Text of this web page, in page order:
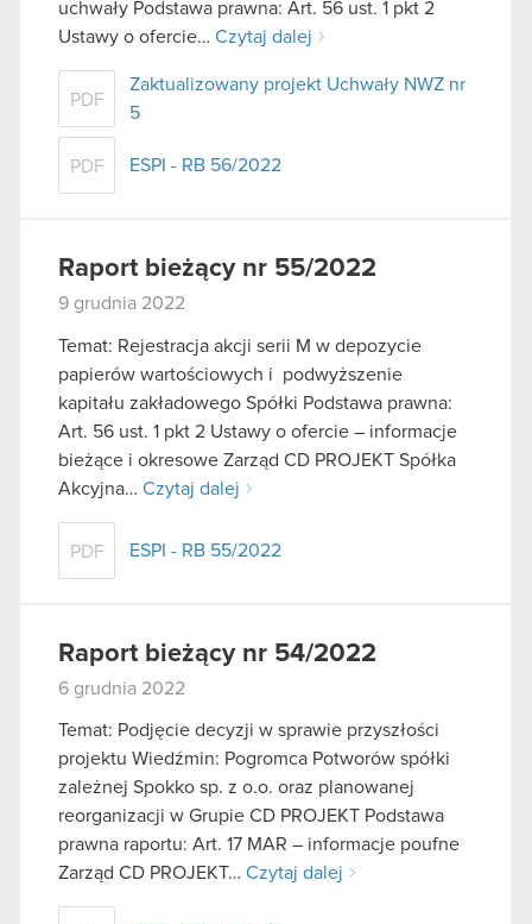
uchwały Podstawa prawna: Art. 56 ust. 1 pkt 2
Ustawy o ofercie… Czytaj dalej
PDF
Zaktualizowany projekt Uchwały NWZ nr
5
PDF ESPI - RB 56/2022
Raport bieżący nr 55/2022
9 grudnia 2022
Temat: Rejestracja akcji serii M w depozycie
papierów wartościowych i podwyższenie
kapitału zakładowego Spółki Podstawa prawna:
Art. 56 ust. 1 pkt 2 Ustawy o ofercie – informacje
bieżące i okresowe Zarząd CD PROJEKT Spółka
Akcyjna… Czytaj dalej
PDF ESPI - RB 55/2022
Raport bieżący nr 54/2022
6 grudnia 2022
Temat: Podjęcie decyzji w sprawie przyszłości
projektu Wiedźmin: Pogromca Potworów spółki
zależnej Spokko sp. z o.o. oraz planowanej
reorganizacji w Grupie CD PROJEKT Podstawa
prawna raportu: Art. 17 MAR – informacje poufne
Zarząd CD PROJEKT… Czytaj dalej